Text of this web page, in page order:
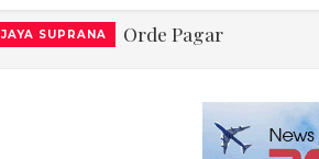
JAYA SUPRANA Orde Pagar
IKN GarisBawahi Tiga
Teguh Bela Prabowo soal